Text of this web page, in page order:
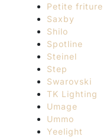
Petite friture
Saxby
Shilo
Spotline
Steinel
Step
Swarovski
TK Lighting
Umage
Ummo
Yeelight